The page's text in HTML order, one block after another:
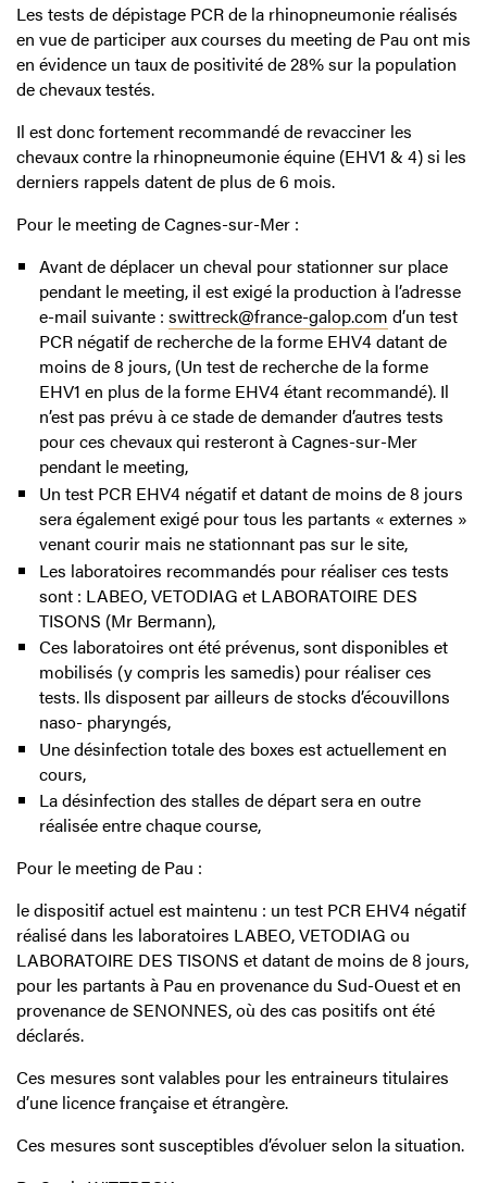
Les tests de dépistage PCR de la rhinopneumonie réalisés
en vue de participer aux courses du meeting de Pau ont mis
en évidence un taux de positivité de 28% sur la population
de chevaux testés.
Il est donc fortement recommandé de revacciner les
chevaux contre la rhinopneumonie équine (EHV1 & 4) si les
derniers rappels datent de plus de 6 mois.
Pour le meeting de Cagnes-sur-Mer :
Avant de déplacer un cheval pour stationner sur place
pendant le meeting, il est exigé la production à l’adresse
e-mail suivante : swittreck@france-galop.com d’un test
PCR négatif de recherche de la forme EHV4 datant de
moins de 8 jours, (Un test de recherche de la forme
EHV1 en plus de la forme EHV4 étant recommandé). Il
n’est pas prévu à ce stade de demander d’autres tests
pour ces chevaux qui resteront à Cagnes-sur-Mer
pendant le meeting,
Un test PCR EHV4 négatif et datant de moins de 8 jours
sera également exigé pour tous les partants « externes »
venant courir mais ne stationnant pas sur le site,
Les laboratoires recommandés pour réaliser ces tests
sont : LABEO, VETODIAG et LABORATOIRE DES
TISONS (Mr Bermann),
Ces laboratoires ont été prévenus, sont disponibles et
mobilisés (y compris les samedis) pour réaliser ces
tests. Ils disposent par ailleurs de stocks d’écouvillons
naso- pharyngés,
Une désinfection totale des boxes est actuellement en
cours,
La désinfection des stalles de départ sera en outre
réalisée entre chaque course,
Pour le meeting de Pau :
le dispositif actuel est maintenu : un test PCR EHV4 négatif
réalisé dans les laboratoires LABEO, VETODIAG ou
LABORATOIRE DES TISONS et datant de moins de 8 jours,
pour les partants à Pau en provenance du Sud-Ouest et en
provenance de SENONNES, où des cas positifs ont été
déclarés.
Ces mesures sont valables pour les entraineurs titulaires
d’une licence française et étrangère.
Ces mesures sont susceptibles d’évoluer selon la situation.